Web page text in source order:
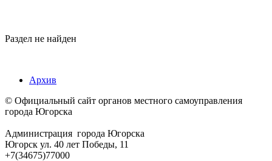
Раздел не найден
Архив
© Официальный сайт органов местного самоуправления
города Югорска
Администрация города Югорска
Югорск ул. 40 лет Победы, 11
+7(34675)77000